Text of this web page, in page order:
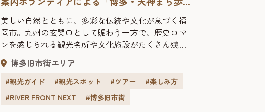
無料定時ツアー」
美しい自然とともに、多彩な伝統や文化が息づく福
岡市。九州の玄関口として賑わう一方で、歴史ロマ
ンを感じられる観光名所や文化施設がたくさん残っ
ています。「博多・天神まち歩き 無料定時ツアー」
では、知識豊富なボランティアガイドが、街の魅力
を伝えるために毎日無料で観光案内を行っていま
す。事前予約が不要なので、旅行中などに気軽に参
加することができますよ。 博多と天神、それぞれの
博多旧市街エリア
#観光ガイド #観光スポット #ツアー
#楽しみ方
#RIVER FRONT NEXT
#博多旧市街